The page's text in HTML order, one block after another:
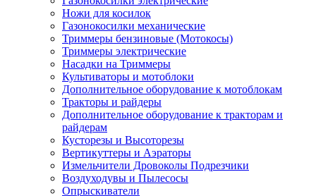
Ножи для косилок
Газонокосилки механические
Триммеры бензиновые (Мотокосы)
Триммеры электрические
Насадки на Триммеры
Культиваторы и мотоблоки
Дополнительное оборудование к мотоблокам
Тракторы и райдеры
Дополнительное оборудование к тракторам и
райдерам
Кусторезы и Высоторезы
Вертикуттеры и Аэраторы
Измельчители Дровоколы Подрезчики
Воздуходувы и Пылесосы
Опрыскиватели